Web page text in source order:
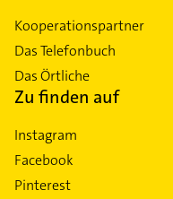
Kooperationspartner
Das Telefonbuch
Das Örtliche
Zu finden auf
Instagram
Facebook
Pinterest